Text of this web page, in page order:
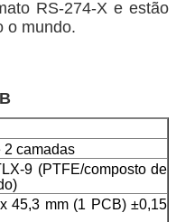
RS-274-X e estão
o mundo.
2 camadas
9 (PTFE/composto de
45,3 mm (1 PCB) ±0,15